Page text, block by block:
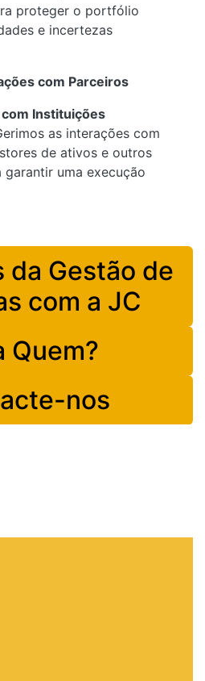
proteger o portfólio
e incertezas
com Parceiros
Instituições
as interações com
de ativos e outros
garantir uma execução
da Gestão de
com a JC
Quem?
nos